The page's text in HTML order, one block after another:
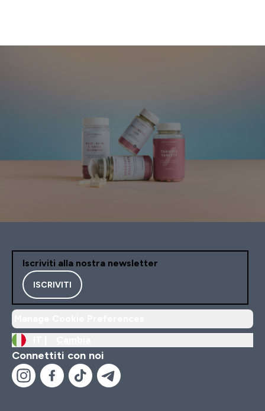
Iscriviti alla nostra newsletter
ISCRIVITI
Connettiti con noi